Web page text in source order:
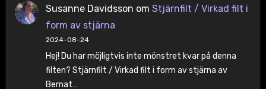
Susanne Davidsson om Stjärnfilt / Virkad filt i
form av stjärna
2024-08-24
Hej! Du har möjligtvis inte mönstret kvar på denna
filten? Stjärnfilt / Virkad filt i form av stjärna av
Bernat…